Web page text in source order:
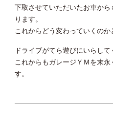
下取させていただいたお車か
ります。
これからどう変わっていくのか
ドライブがてら遊びにいらして
これからもガレージＹＭを末
す。